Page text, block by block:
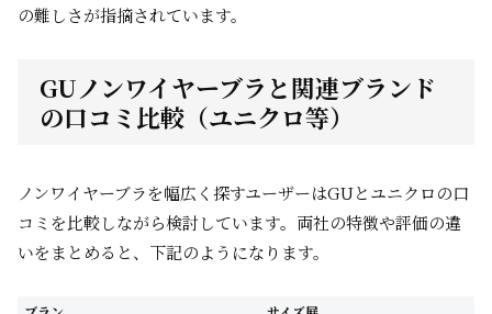
の難しさが指摘されています。
GUノンワイヤーブラと関連ブランド
の口コミ比較（ユニクロ等）
ノンワイヤーブラを幅広く探すユーザーはGUとユニクロの口
コミを比較しながら検討しています。両社の特徴や評価の違
いをまとめると、下記のようになります。